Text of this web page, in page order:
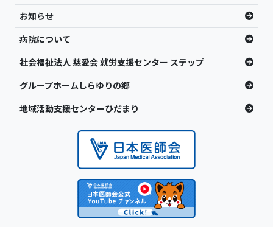
お知らせ
病院について
社会福祉法人 慈愛会 就労支援センター ステップ
グループホームしらゆりの郷
地域活動支援センターひだまり